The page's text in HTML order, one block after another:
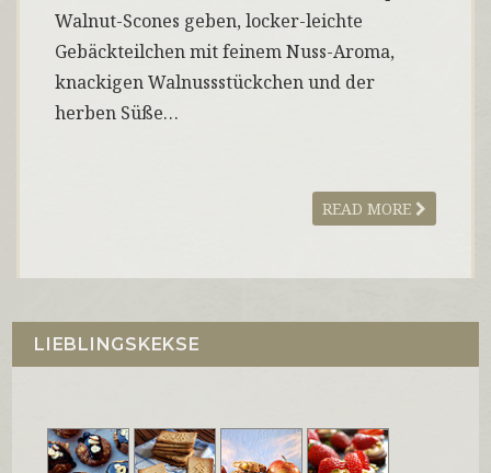
Walnut-Scones geben, locker-leichte
Gebäckteilchen mit feinem Nuss-Aroma,
knackigen Walnussstückchen und der
herben Süße…
READ MORE
LIEBLINGSKEKSE